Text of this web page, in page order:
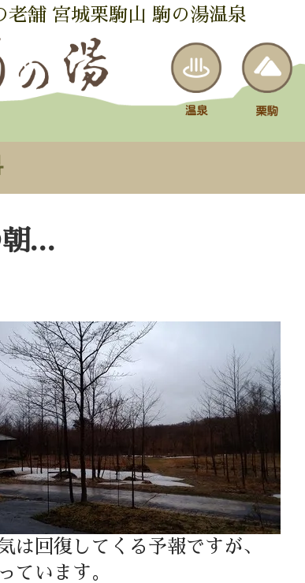
老舗 宮城栗駒山 駒の湯温泉
朝…
は回復してくる予報ですが、
ています。